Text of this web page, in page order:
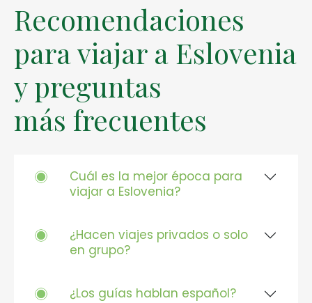
Recomendaciones
para viajar a Eslovenia
y preguntas
más frecuentes
Cuál es la mejor época para
viajar a Eslovenia?
¿Hacen viajes privados o solo
en grupo?
¿Los guías hablan español?